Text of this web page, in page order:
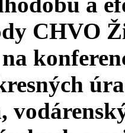
CHVO
na